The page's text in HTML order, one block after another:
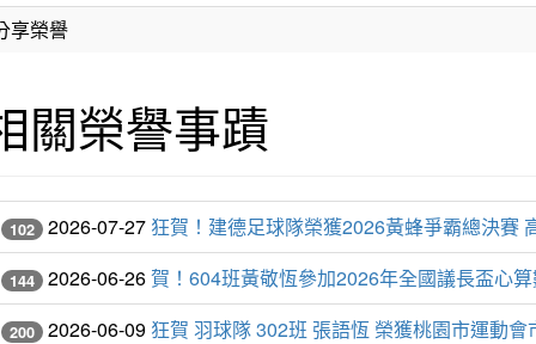
享榮譽
關榮譽事蹟
102 2026-07-27 狂賀！建德足球隊榮獲2026黃蜂爭霸總決賽
144 2026-06-26賀！604班黃敬恆參加2026年全國議長盃心
200 2026-06-09 狂賀 羽球隊 302班 張語恆 榮獲桃園市運動